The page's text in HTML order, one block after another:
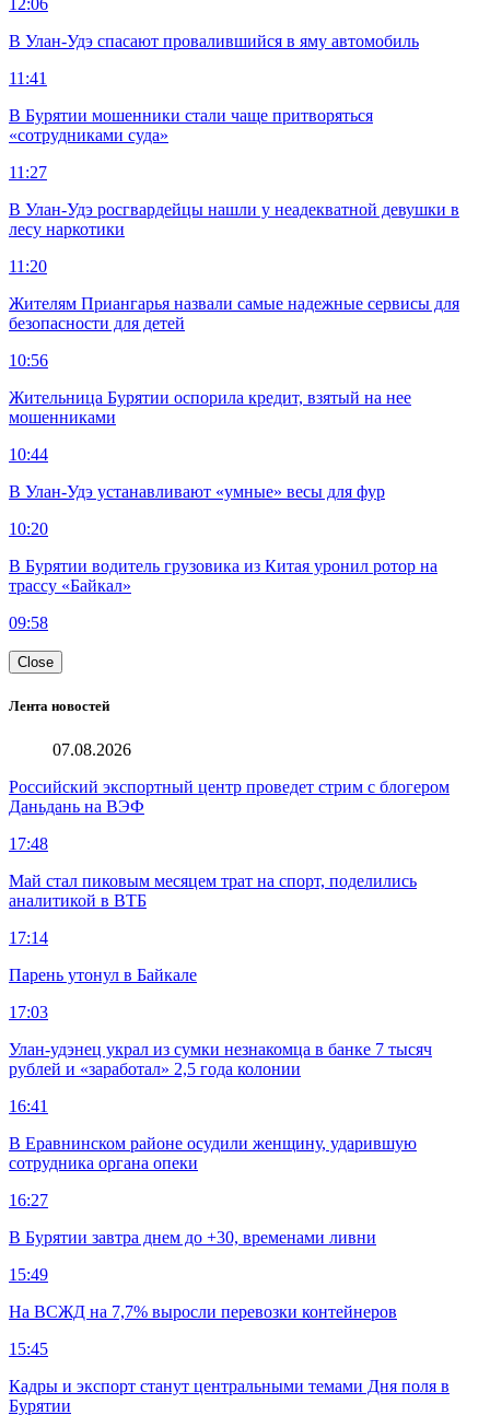
12:06
В Улан-Удэ спасают провалившийся в яму автомобиль
11:41
В Бурятии мошенники стали чаще притворяться
«сотрудниками суда»
11:27
В Улан-Удэ росгвардейцы нашли у неадекватной девушки в
лесу наркотики
11:20
Жителям Приангарья назвали самые надежные сервисы для
безопасности для детей
10:56
Жительница Бурятии оспорила кредит, взятый на нее
мошенниками
10:44
В Улан-Удэ устанавливают «умные» весы для фур
10:20
В Бурятии водитель грузовика из Китая уронил ротор на
трассу «Байкал»
09:58
Close
Лента новостей
07.08.2026
Российский экспортный центр проведет стрим с блогером
Даньдань на ВЭФ
17:48
Май стал пиковым месяцем трат на спорт, поделились
аналитикой в ВТБ
17:14
Парень утонул в Байкале
17:03
Улан-удэнец украл из сумки незнакомца в банке 7 тысяч
рублей и «заработал» 2,5 года колонии
16:41
В Еравнинском районе осудили женщину, ударившую
сотрудника органа опеки
16:27
В Бурятии завтра днем до +30, временами ливни
15:49
На ВСЖД на 7,7% выросли перевозки контейнеров
15:45
Кадры и экспорт станут центральными темами Дня поля в
Бурятии